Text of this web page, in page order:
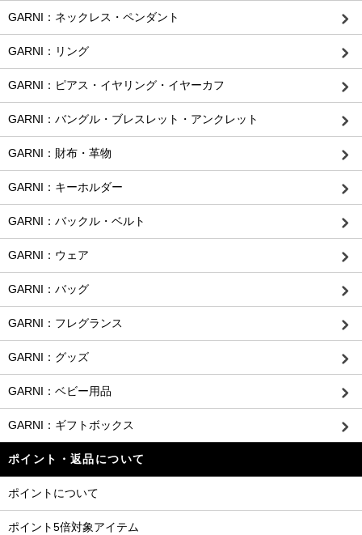
GARNI：ネックレス・ペンダント
GARNI：リング
GARNI：ピアス・イヤリング・イヤーカフ
GARNI：バングル・ブレスレット・アンクレット
GARNI：財布・革物
GARNI：キーホルダー
GARNI：バックル・ベルト
GARNI：ウェア
GARNI：バッグ
GARNI：フレグランス
GARNI：グッズ
GARNI：ベビー用品
GARNI：ギフトボックス
ポイント・返品について
ポイントについて
ポイント5倍対象アイテム